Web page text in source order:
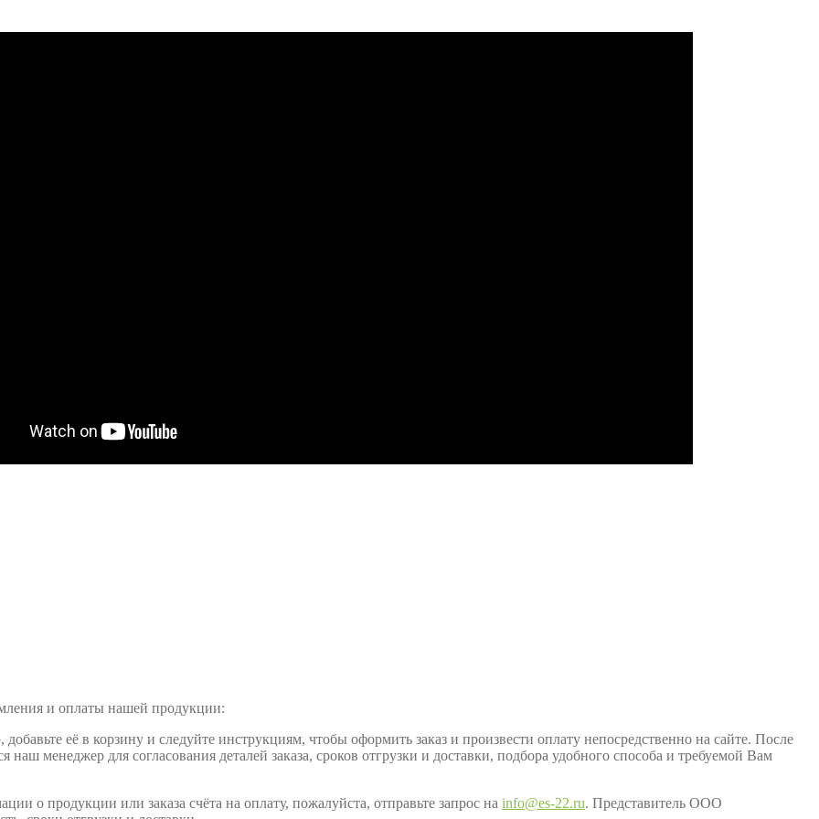
и оплаты нашей продукции:
её в корзину и следуйте инструкциям, чтобы оформить заказ и произвести оплату непосредственно на сайте. После
менеджер для согласования деталей заказа, сроков отгрузки и доставки, подбора удобного способа и требуемой Вам
о продукции или заказа счёта на оплату, пожалуйста, отправьте запрос на info@es-22.ru. Представитель ООО